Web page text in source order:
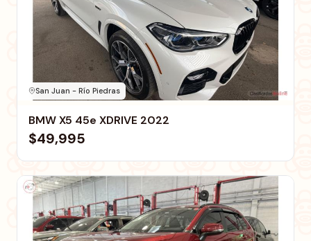
San Juan - Río Piedras
BMW X5 45e XDRIVE 2022
$49,995